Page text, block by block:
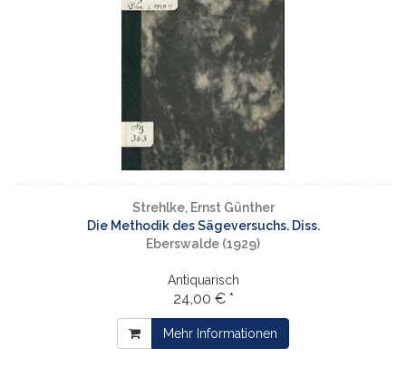
Strehlke, Ernst Günther
Die Methodik des Sägeversuchs. Diss.
Eberswalde (1929)
Antiquarisch
24,00 € *
Mehr Informationen